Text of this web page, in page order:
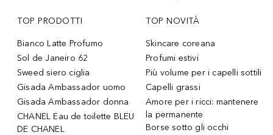
TOP PRODOTTI
Bianco Latte Profumo
Sol de Janeiro 62
Sweed siero ciglia
Gisada Ambassador uomo
Gisada Ambassador donna
CHANEL Eau de toilette BLEU
DE CHANEL
TOP NOVITÀ
Skincare coreana
Profumi estivi
Più volume per i capelli sottili
Capelli grassi
Amore per i ricci: mantenere
la permanente
Borse sotto gli occhi